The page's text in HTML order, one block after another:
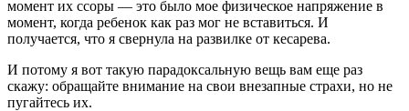
момент их ссоры — это было мое физическое напряжение в
момент, когда ребенок как раз мог не вставиться. И
получается, что я свернула на развилке от кесарева.
И потому я вот такую парадоксальную вещь вам еще раз
скажу: обращайте внимание на свои внезапные страхи, но не
пугайтесь их.